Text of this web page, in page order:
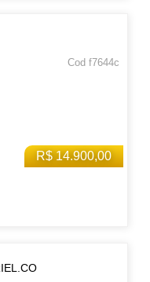
R$ 14.900,00
Cod f7644c